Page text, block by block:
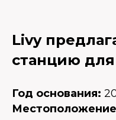
Livy
станцию
Год основания: